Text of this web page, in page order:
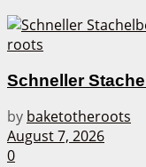
Schneller
by baketotheroots
August 7, 2026
0